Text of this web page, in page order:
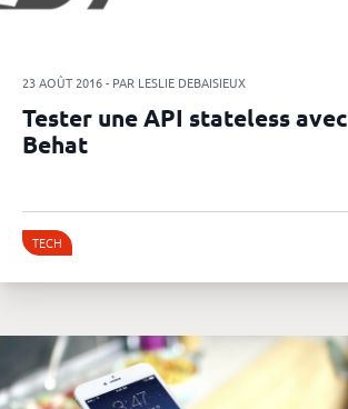
23 AOÛT 2016 - PAR LESLIE DEBAISIEUX
Tester une API stateless avec
Behat
TECH